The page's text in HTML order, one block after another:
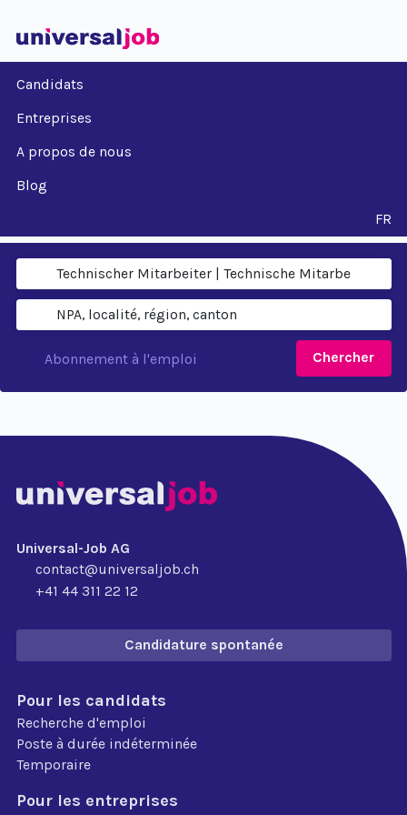
Candidats
Entreprises
A propos de nous
Blog
FR
Chercher
Abonnement à l'emploi
Universal-Job AG
contact@universaljob.ch
+41 44 311 22 12
Candidature spontanée
Pour les candidats
Recherche d'emploi
Poste à durée indéterminée
Temporaire
Pour les entreprises